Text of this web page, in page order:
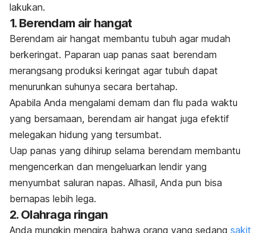
lakukan.
1. Berendam air hangat
Berendam air hangat membantu tubuh agar mudah
berkeringat. Paparan uap panas saat berendam
merangsang produksi keringat agar tubuh dapat
menurunkan suhunya secara bertahap.
Apabila Anda mengalami demam dan flu pada waktu
yang bersamaan, berendam air hangat juga efektif
melegakan hidung yang tersumbat.
Uap panas yang dihirup selama berendam membantu
mengencerkan dan mengeluarkan lendir yang
menyumbat saluran napas. Alhasil, Anda pun bisa
bernapas lebih lega.
2. Olahraga ringan
Anda mungkin mengira bahwa orang yang sedang sakit